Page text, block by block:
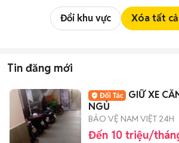
Đổi khu vực Xóa tất
Tin đăng mới
GIỮ XE
NGỦ
BẢO VỆ NAM VIỆT 24H
Đến 10 triệu/